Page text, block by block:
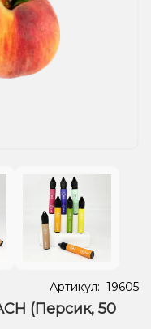
Артикул: 19605
(Персик, 50